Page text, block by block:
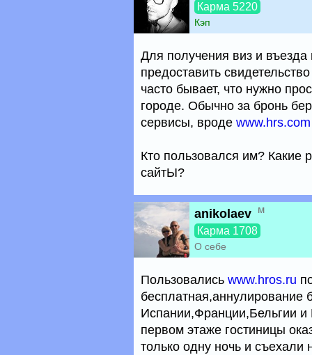
Карма 5220
Кэп
Для получения виз и въезда
предоставить
часто бывает, что нужно
городе. Обычно за бронь
сервисы, вроде www.hrs.com
Кто пользовался им? Какие
сайтЫ?
anikolaev м
Карма 1708
О себе
Пользовались www.hros.ru
бесплатная,аннулирование
Испании,Франции,Бельгии
первом этаже гостиницы
только одну ночь и съехали